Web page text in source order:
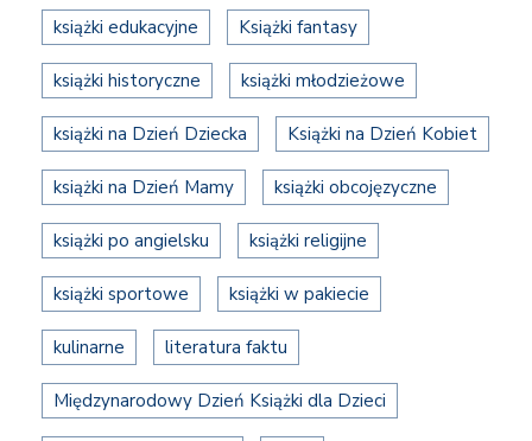
książki edukacyjne Książki fantasy
książki historyczne książki młodzieżowe
książki na Dzień Dziecka Książki na Dzień Kobiet
książki na Dzień Mamy książki obcojęzyczne
książki po angielsku książki religijne
książki sportowe książki w pakiecie
kulinarne literatura faktu
Międzynarodowy Dzień Książki dla Dzieci